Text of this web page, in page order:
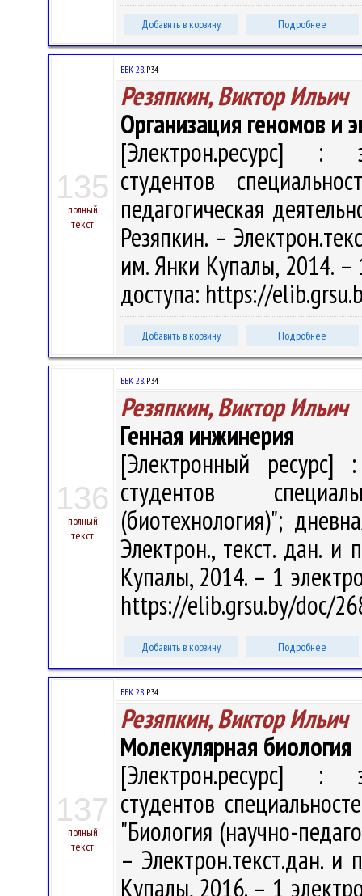
Добавить в корзину Подробнее
135
полный
текст
ББК 28.Р34
Резяпкин, Виктор Ильич
Организация геномов и
[Электрон.ресурс] :
студентов
педагогическая
Резяпкин. –
им. Янки Купалы, 2014. –
доступа: https://
Добавить в корзину Подробнее
136
полный
текст
ББК 28.Р34
Резяпкин, Виктор Ильич
Генная инжинерия
[Электронный ресурс]
студентов
(биотехнология)";
Электрон., текст. дан.
Купалы, 2014. – 1
https://elib.grsu.by/doc/
Добавить в корзину Подробнее
137
полный
текст
ББК 28.Р34
Резяпкин, Виктор Ильич
Молекулярная биология
[Электрон.ресурс] :
студентов
"Биология (научно-
– Электрон.текст.дан.
Купалы, 2016. – 1